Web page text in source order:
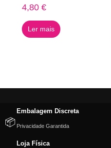
4,80 €
Ler mais
📦
Embalagem Discreta
Privacidade Garantida
Loja Física